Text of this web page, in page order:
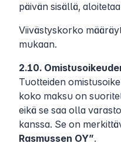
päivän sisällä,
Viivästyskorko
mukaan.
2.10.
Tuotteiden
koko maksu on
eikä se saa olla
kanssa. Se on
Rasmussen OY”.